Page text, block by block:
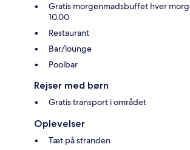
Gratis morgenmadsbuffet hver
10.00
Restaurant
Bar/lounge
Poolbar
Rejser med børn
Gratis transport i området
Oplevelser
Tæt på stranden